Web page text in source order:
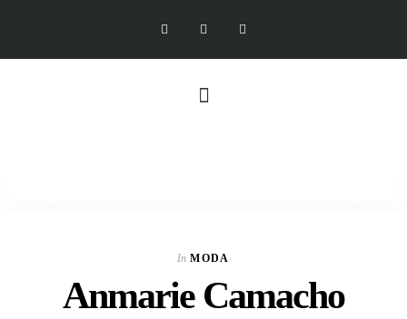
In MODA
Anmarie Camacho